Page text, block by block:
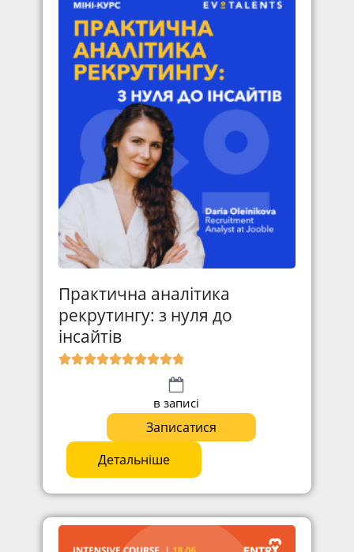
Практична аналітика
рекрутингу: з нуля до
інсайтів
в записі
Записатися
Детальніше